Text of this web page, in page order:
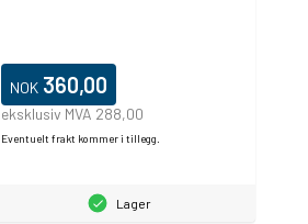
NOK 360,00
eksklusiv MVA 288,00
Eventuelt frakt kommer i tillegg.
Lager